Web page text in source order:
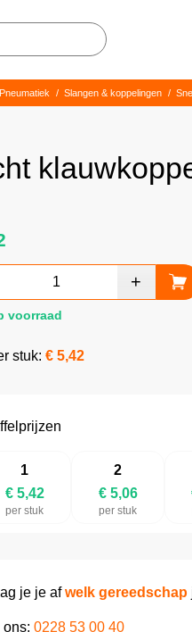
Pneumatiek / Slangen & koppelingen /
voorraad
stuk: € 5,42
1
€ 5,42
per stuk
2
€ 5,06
per stuk
je je afwelk gereedschap
ons: 0228 53 00 40